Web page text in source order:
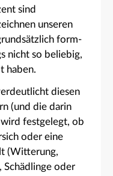
sind
unseren
form-
nicht so beliebig,
haben.
diesen
(und die darin
festgelegt, ob
oder eine
(Witterung,
Schädlinge oder